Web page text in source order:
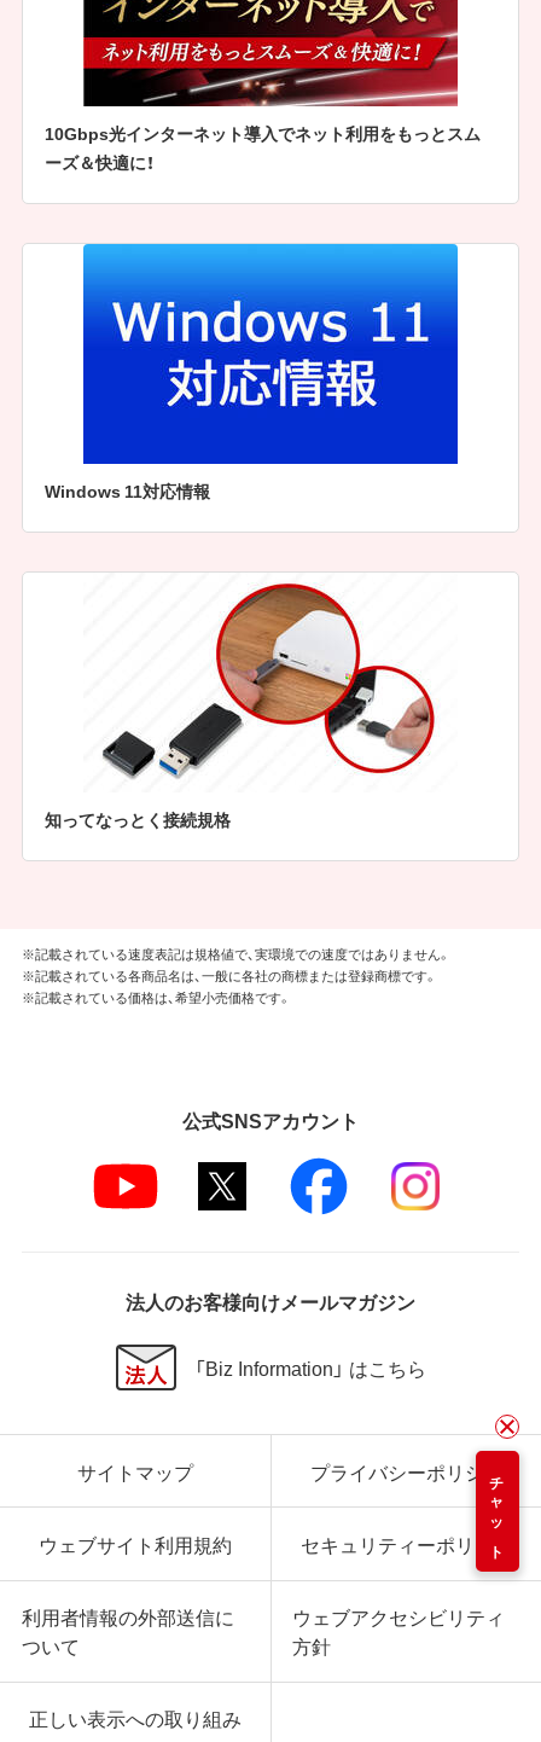
10Gbps光インターネット導入でネット利用をもっとスム
ーズ＆快適に！
Windows 11対応情報
知ってなっとく接続規格
チャット
※記載されている速度表記は規格値で、実環境での速度ではありません。
※記載されている各商品名は、一般に各社の商標または登録商標です。
※記載されている価格は、希望小売価格です。
公式SNSアカウント
法人のお客様向けメールマガジン
「Biz Information」 はこちら
サイトマップ プライバシーポリシー
ウェブサイト利用規約 セキュリティーポリシー
利用者情報の外部送信に
ついて
ウェブアクセシビリティ
方針
正しい表示への取り組み